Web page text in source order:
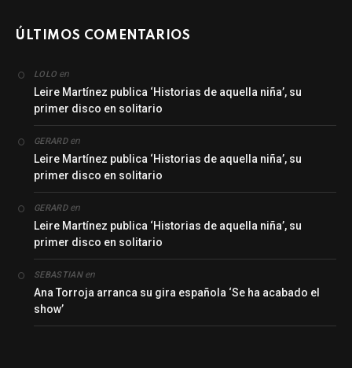
ÚLTIMOS COMENTARIOS
LOLO en
Leire Martínez publica ‘Historias de aquella niña’, su
primer disco en solitario
GERARDen
Leire Martínez publica ‘Historias de aquella niña’, su
primer disco en solitario
GERARDen
Leire Martínez publica ‘Historias de aquella niña’, su
primer disco en solitario
SEBASTIANen
Ana Torroja arranca su gira española ‘Se ha acabado el
show’